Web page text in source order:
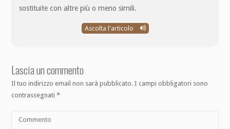
sostituite con altre più o meno simili.
Ascolta l'articolo
Lascia un commento
Il tuo indirizzo email non sarà pubblicato. I campi obbligatori sono
contrassegnati*